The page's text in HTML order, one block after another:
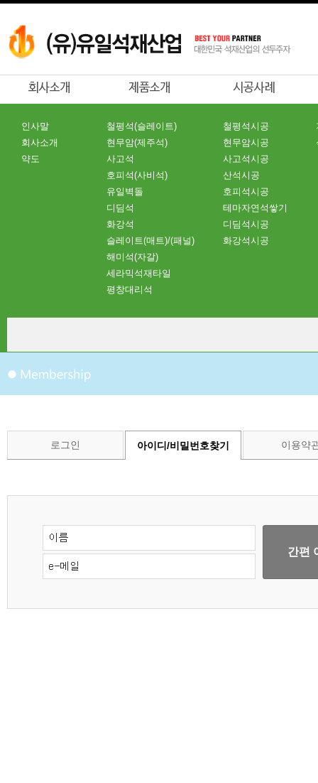
인사말
회사소개
약도
철평석(슬레이트)
현무암(제주석)
사고석
호피석(사비석)
유일벽돌
디딤석
화강석
슬레이트(매트)/(패널)
해미석(자갈)
세라믹석재타일
평창대리석
철평석시공
현무암시공
사고석시공
산석시공
호피석시공
테마자연석쌓기
디딤석시공
화강석시공
로그인 아이디/비밀번호찾기 이용약
간편